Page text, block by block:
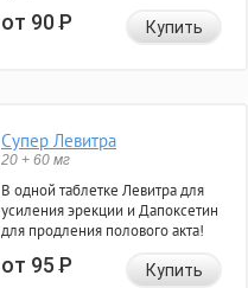
от 90Р Купить
Супер Левитра
20 + 60 мг
В одной таблетке Левитра для
усиления эрекции и Дапоксетин
для продления полового акта!
от 95Р Купить